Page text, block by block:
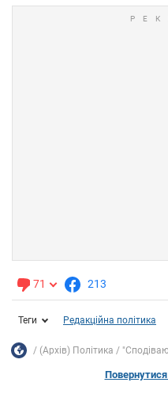
71 213
Теги Редакційна політика
(Архів) Політика
Повернутися